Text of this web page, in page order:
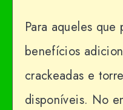
Para aqueles que
benefícios
crackeadas e
disponíveis. No